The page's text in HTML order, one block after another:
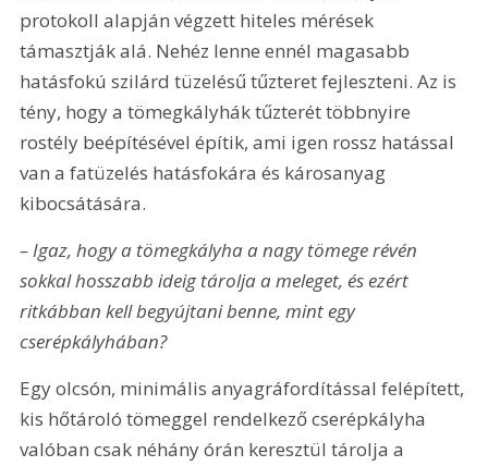
protokoll alapján végzett hiteles mérések
támasztják alá. Nehéz lenne ennél magasabb
hatásfokú szilárd tüzelésű tűzteret fejleszteni. Az is
tény, hogy a tömegkályhák tűzterét többnyire
rostély beépítésével építik, ami igen rossz hatással
van a fatüzelés hatásfokára és károsanyag
kibocsátására.
– Igaz, hogy a tömegkályha a nagy tömege révén
sokkal hosszabb ideig tárolja a meleget, és ezért
ritkábban kell begyújtani benne, mint egy
cserépkályhában?
Egy olcsón, minimális anyagráfordítással felépített,
kis hőtároló tömeggel rendelkező cserépkályha
valóban csak néhány órán keresztül tárolja a